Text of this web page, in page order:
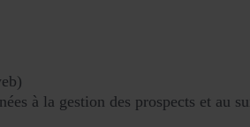
à la gestion des prospects et au